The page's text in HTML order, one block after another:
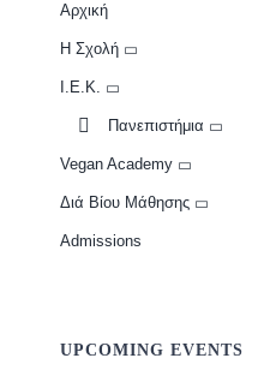
Αρχική
Η Σχολή
Ι.Ε.Κ.
Πανεπιστήμια
Vegan Academy
Διά Βίου Μάθησης
Admissions
UPCOMING EVENTS